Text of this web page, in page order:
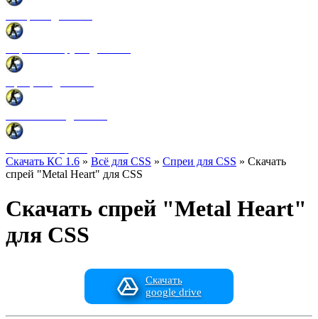
Скачать КС 1.6 » Всё для CSS » Спреи для CSS » Скачать
спрей "Metal Heart" для CSS
Скачать спрей "Metal Heart"
для CSS
Скачать
google drive